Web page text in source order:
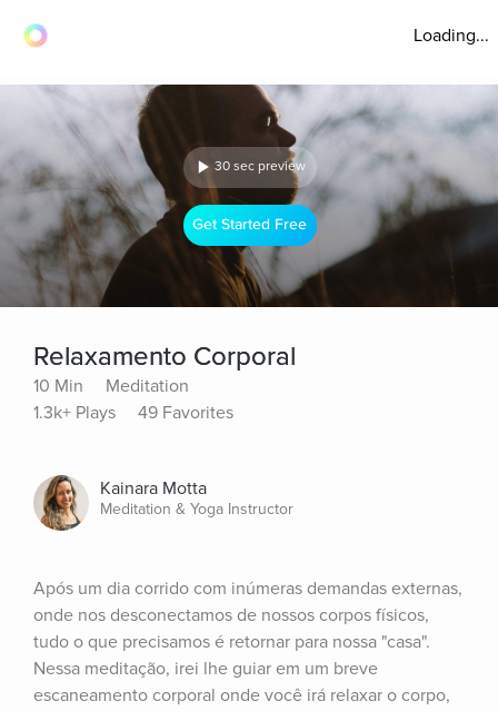
Loading...
30 sec preview
Get Started Free
Relaxamento Corporal
10 Min
Meditation
1.3k+ Plays
49 Favorites
Kainara Motta
Meditation & Yoga Instructor
Após um dia corrido com inúmeras demandas externas,
onde nos desconectamos de nossos corpos físicos,
tudo o que precisamos é retornar para nossa "casa".
Nessa meditação, irei lhe guiar em um breve
escaneamento corporal onde você irá relaxar o corpo,